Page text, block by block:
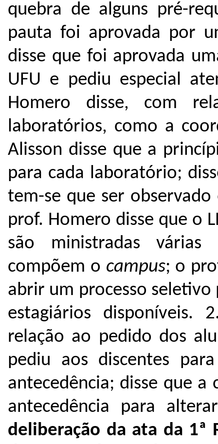
quebra de alguns pré-
pauta foi aprovada por
disse que foi aprovada
UFU e pediu especial
Homero disse, com
laboratórios, como a
Alisson disse que a
para cada laboratório;
tem-se que ser
prof. Homero disse que o
são ministradas várias
compõem o campus; o
abrir um processo
estagiários disponíveis.
relação ao pedido dos
pediu aos discentes
antecedência; disse que
antecedência para
deliberação da ata da 1ª